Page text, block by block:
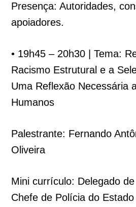
Presença: Autoridades,
apoiadores.
• 19h45 – 20h30 | Tema:
Racismo Estrutural e a
Uma Reflexão Necessária
Humanos
Palestrante: Fernando
Oliveira
Mini currículo: Delegado
Chefe de Polícia do